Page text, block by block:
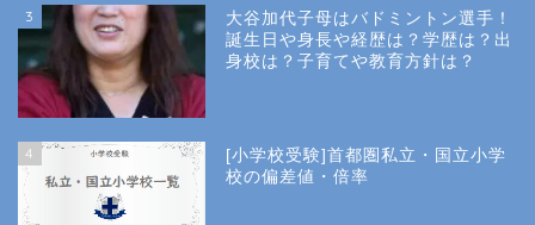
3
大谷加代子母はバドミントン選手！
誕生日や身長や経歴は？学歴は？出
身校は？子育てや教育方針は？
4
[小学校受験]首都圏私立・国立小学
校の偏差値・倍率